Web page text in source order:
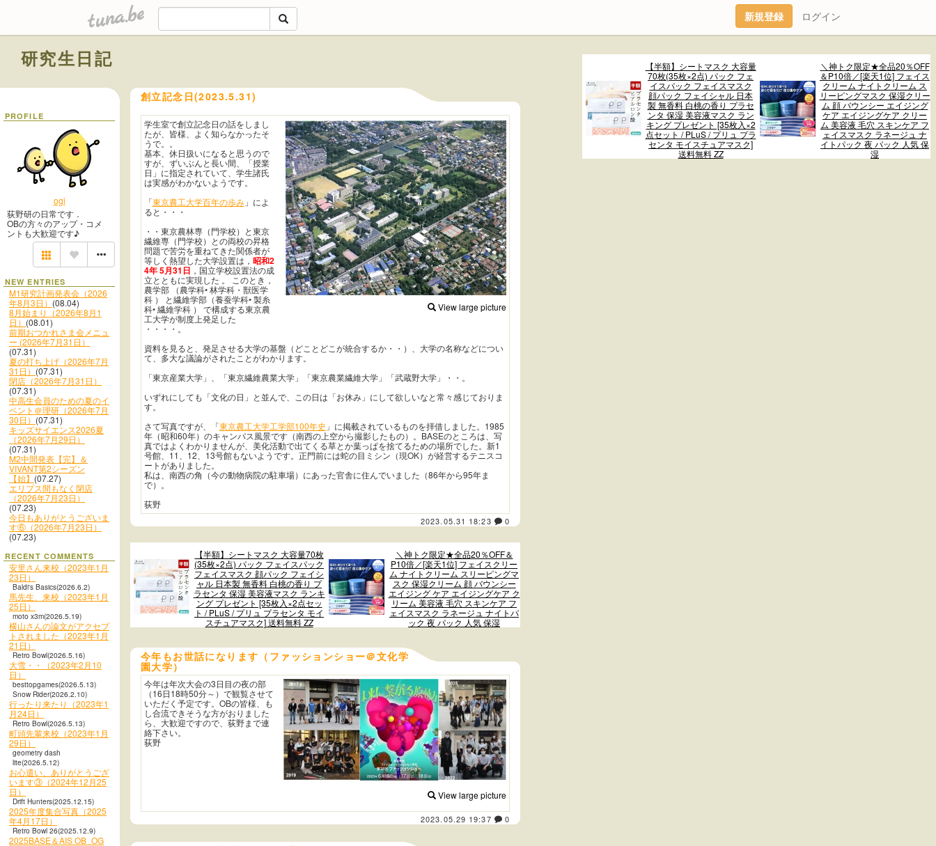
tuna.be 新規登録 ログイン
【半額】シートマスク 大容量
70枚(35枚×2点) パック フェ
イスパック フェイスマスク
顔パック フェイシャル 日本
製 無香料 白桃の香り プラセ
ンタ 保湿 美容液マスク ラン
キング プレゼント [35枚入×2
点セット / PLuS / プリュ プラ
センタ モイスチュアマスク]
送料無料 ZZ
＼神トク限定★全品20％OFF
＆P10倍／[楽天1位] フェイス
クリーム ナイトクリーム ス
リーピングマスク 保湿クリー
ム 顔 バウンシー エイジング
ケア エイジングケア クリー
ム 美容液 毛穴 スキンケア フ
ェイスマスク ラネージュ ナ
イトパック 夜 パック 人気 保
湿
研究生日記
PROFILE
ogi
荻野研の日常です．
OBの方々のアップ・コメ
ントも大歓迎です♪
NEW ENTRIES
M1研究計画発表会（2026
年8月3日） (08.04)
8月始まり（2026年8月1
日） (08.01)
前期おつかれさま会メニュ
ー (2026年7月31日）
(07.31)
夏の打ち上げ（2026年7月
31日） (07.31)
閉店（2026年7月31日）
(07.31)
中高生会員のための夏のイ
ベント＠理研（2026年7月
30日） (07.31)
キッズサイエンス2026夏
（2026年7月29日）
(07.31)
M2中間発表【完】＆
VIVANT第2シーズン
【始】 (07.27)
エリプス間もなく閉店
（2026年7月23日）
(07.23)
今日もありがとうございま
す⑥（2026年7月23日）
(07.23)
RECENT COMMENTS
安里さん来校（2023年1月
23日）
Baldi's Basics(2026.6.2)
馬先生、来校（2023年1月
25日）
moto x3m(2026.5.19)
横山さんの論文がアクセプ
トされました（2023年1月
21日）
Retro Bowl(2026.5.16)
大雪・・（2023年2月10
日）
besttopgames(2026.5.13)
Snow Rider(2026.2.10)
行ったり来たり（2023年1
月24日）
Retro Bowl(2026.5.13)
町頭先輩来校（2023年1月
29日）
geometry dash
lite(2026.5.12)
お心遣い、ありがとうござ
います③（2024年12月25
日）
Drift Hunters(2025.12.15)
2025年度集合写真（2025
年4月17日）
Retro Bowl 26(2025.12.9)
2025BASE＆AIS OB_OG
創立記念日(2023.5.31)
View large picture
学生室で創立記念日の話をしまし
たが、皆様、よく知らなかったそ
うで。。
基本、休日扱いになると思うので
すが、ずいぶんと長い間、「授業
日」に指定されていて、学生諸氏
は実感がわかないようです。
「東京農工大学百年の歩み 」によ
ると・・・
・・東京農林専（門学校）と東京
繊維専（門学校）との両校の昇格
問題で苦労を重ねてきた関係者が
等しく熱望した大学設置は， 昭和2
4年 5月31日 ，国立学校設置法の成
立とともに実現した 。 このとき，
農学部 （農学科• 林学科・獣医学
科 ） と繊維学部（養蚕学科• 製糸
科• 繊維学科 ） で構成する東京農
工大学が制度上発足した
・・・・。
資料を見ると、発足させる大学の基盤（どことどこが統合するか・・）、大学の名称などについ
て、多大な議論がされたことがわかります。
「東京産業大学」、「東京繊維農業大学」「東京農業繊維大学」「武蔵野大学」・・。
いずれにしても「文化の日」と並んで、この日は「お休み」にして欲しいなと常々感じておりま
す。
さて写真ですが、「東京農工大学工学部100年史 」に掲載されているものを拝借しました。1985
年（昭和60年）のキャンパス風景です（南西の上空から撮影したもの）。BASEのところは、写
真ではよくわかりませんが、美化活動で出てくる草とか葉っぱを捨てるための場所でした。新1
号館、11、12、13号館もないようです。正門前には蛇の目ミシン（現OK）が経営するテニスコ
ートがありました。
私は、南西の角（今の動物病院の駐車場）にあった官舎に住んでいました（86年から95年ま
で）。
荻野
2023.05.31 18:23 0
【半額】シートマスク 大容量70枚
(35枚×2点) パック フェイスパック
フェイスマスク 顔パック フェイシ
ャル 日本製 無香料 白桃の香り プ
ラセンタ 保湿 美容液マスク ランキ
ング プレゼント [35枚入×2点セッ
ト / PLuS / プリュ プラセンタ モイ
スチュアマスク] 送料無料 ZZ
＼神トク限定★全品20％OFF＆
P10倍／[楽天1位] フェイスクリー
ム ナイトクリーム スリーピングマ
スク 保湿クリーム 顔 バウンシー
エイジング ケア エイジングケア ク
リーム 美容液 毛穴 スキンケア フ
ェイスマスク ラネージュ ナイトパ
ック 夜 パック 人気 保湿
今年もお世話になります（ファッションショー＠文化学
園大学）
View large picture
今年は年次大会の3日目の夜の部
（16日18時50分～）で観覧させて
いただく予定です。OBの皆様、も
し合流できそうな方がおりました
ら、大歓迎ですので、荻野まで連
絡下さい。
荻野
2023.05.29 19:37 0